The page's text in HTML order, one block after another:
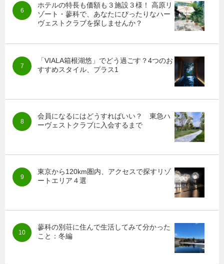
ホテルの特長も価額も３施設３様！ 高原リ
ゾート・蓼科で、あなたにぴったりなハー
ヴェストクラブを探しませんか？
「VIALA箱根湖悠」でどう過ごす？4つのお
すすめスタイル、プラス1
会員になるにはどうすればいい？ 東急ハ
ーヴェストクラブに入会するまで
東京から120km圏内、アクセスで探すリゾ
ートエリア４選
蓼科の別荘に住んで生活してみて分かった
こと：冬編